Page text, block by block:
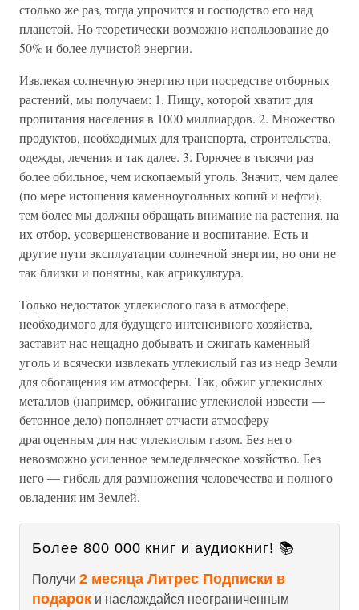
столько же раз, тогда упрочится и господство его над
планетой. Но теоретически возможно использование до
50% и более лучистой энергии.
Извлекая солнечную энергию при посредстве отборных
растений, мы получаем: 1. Пищу, которой хватит для
пропитания населения в 1000 миллиардов. 2. Множество
продуктов, необходимых для транспорта, строительства,
одежды, лечения и так далее. 3. Горючее в тысячи раз
более обильное, чем ископаемый уголь. Значит, чем далее
(по мере истощения каменноугольных копий и нефти),
тем более мы должны обращать внимание на растения, на
их отбор, усовершенствование и воспитание. Есть и
другие пути эксплуатации солнечной энергии, но они не
так близки и понятны, как агрикультура.
Только недостаток углекислого газа в атмосфере,
необходимого для будущего интенсивного хозяйства,
заставит нас нещадно добывать и сжигать каменный
уголь и всячески извлекать углекислый газ из недр Земли
для обогащения им атмосферы. Так, обжиг углекислых
металлов (например, обжигание углекислой извести —
бетонное дело) пополняет отчасти атмосферу
драгоценным для нас углекислым газом. Без него
невозможно усиленное земледельческое хозяйство. Без
него — гибель для размножения человечества и полного
овладения им Землей.
Более 800 000 книг и аудиокниг! 📚
Получи 2 месяца Литрес Подписки в
подарок и наслаждайся неограниченным